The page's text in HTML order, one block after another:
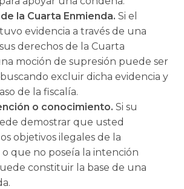
la Cuarta Enmienda. Si el
evidencia a través de una
derechos de la Cuarta
moción de supresión puede ser
excluir dicha evidencia y
de la fiscalía.
o conocimiento. Si su
demostrar que usted
objetivos ilegales de la
o que no poseía la intención
constituir la base de una